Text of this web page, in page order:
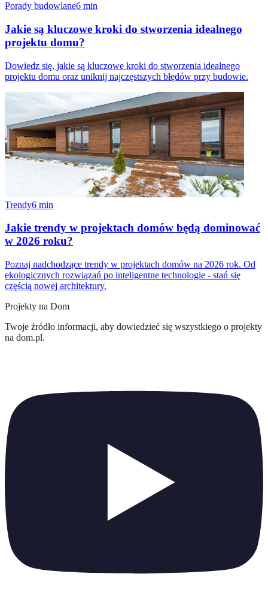
Porady budowlane6 min
Jakie są kluczowe kroki do stworzenia idealnego
projektu domu?
Dowiedz się, jakie są kluczowe kroki do stworzenia idealnego
projektu domu oraz uniknij najczęstszych błędów przy budowie.
Trendy6 min
Jakie trendy w projektach domów będą dominować
w 2026 roku?
Poznaj nadchodzące trendy w projektach domów na 2026 rok. Od
ekologicznych rozwiązań po inteligentne technologie - stań się
częścią nowej architektury.
Projekty na Dom
Twoje źródło informacji, aby dowiedzieć się wszystkiego o projekty
na dom.pl.